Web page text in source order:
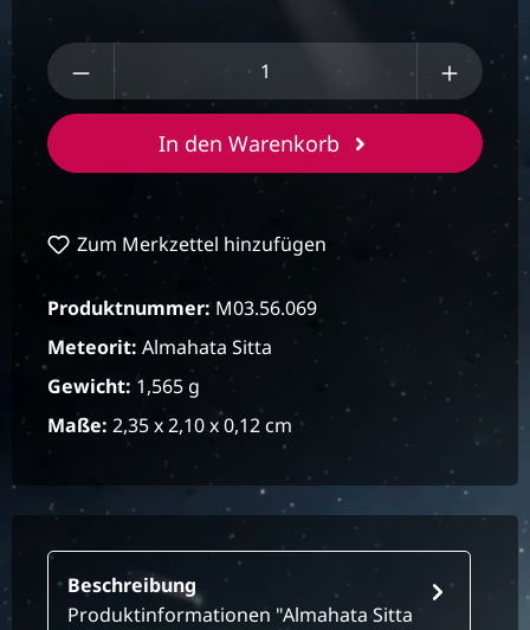
Produkt Anzahl: Gib den gewünschten
In den Warenkorb
Zum Merkzettel hinzufügen
Produktnummer: M03.56.069
Meteorit: Almahata Sitta
Gewicht: 1,565 g
Maße: 2,35 x 2,10 x 0,12 cm
Beschreibung
Produktinformationen "Almahata Sitta